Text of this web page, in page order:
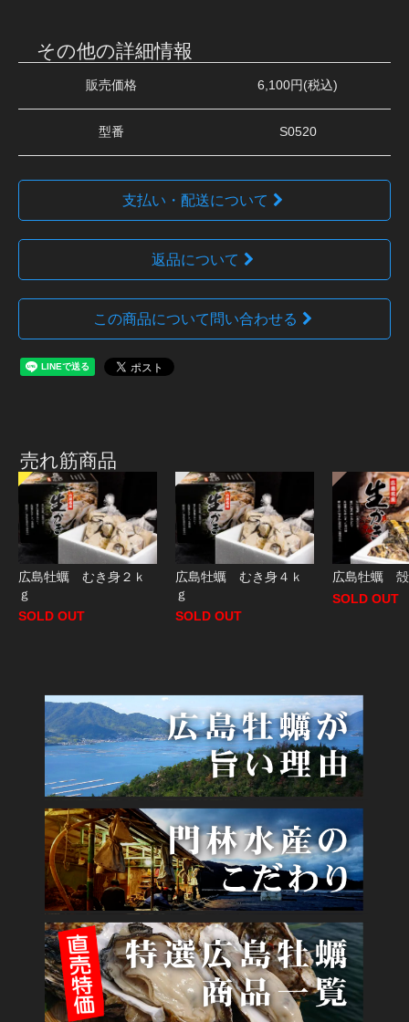
その他の詳細情報
販売価格 6,100円(税込)
型番 S0520
支払い・配送について
返品について
この商品について問い合わせる
売れ筋商品
広島牡蠣 むき身２ｋ
ｇ
SOLD OUT
広島牡蠣 むき身４ｋ
ｇ
SOLD OUT
広島牡蠣 殻
SOLD OUT